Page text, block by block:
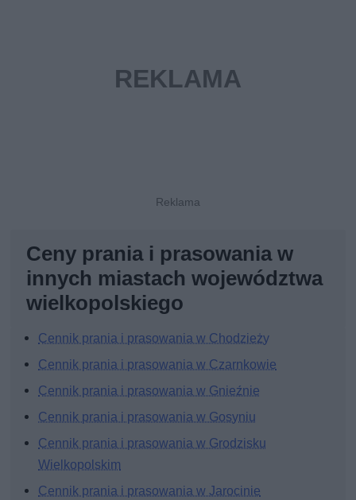
Ceny prania i prasowania w
innych miastach województwa
wielkopolskiego
Cennik prania i prasowania w Chodzieży
Cennik prania i prasowania w Czarnkowie
Cennik prania i prasowania w Gnieźnie
Cennik prania i prasowania w Gosyniu
Cennik prania i prasowania w Grodzisku
Wielkopolskim
Cennik prania i prasowania w Jarocinie